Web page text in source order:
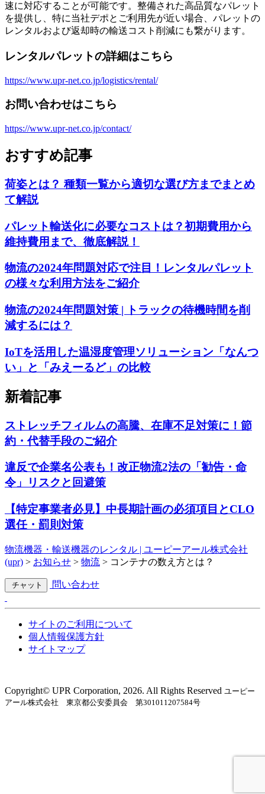
速に対応することが可能です。整備された高品質なパレット
を提供し、特に当社デポとご利用先が近い場合、パレットの
レンタルおよび返却時の輸送コスト削減にも繋がります。
レンタルパレットの詳細はこちら
https://www.upr-net.co.jp/logistics/rental/
お問い合わせはこちら
https://www.upr-net.co.jp/contact/
おすすめ記事
荷姿とは？ 種類一覧から適切な選び方までまとめ
て解説
パレット輸送化に必要なコストは？初期費用から
維持費用まで、徹底解説！
物流の2024年問題対応で注目！レンタルパレット
の様々な利用方法をご紹介
物流の2024年問題対策 | トラックの待機時間を削
減するには？
IoTを活用した温湿度管理ソリューション「なんつ
い」と「みえーるど」の比較
新着記事
ストレッチフィルムの高騰、在庫不足対策に！節
約・代替手段のご紹介
違反で企業名公表も！改正物流2法の「勧告・命
令」リスクと回避策
【特定事業者必見】中長期計画の必須項目とCLO
選任・罰則対策
物流機器・輸送機器のレンタル | ユーピーアール株式会社
(upr) > お知らせ > 物流 > コンテナの数え方とは？
チャット 問い合わせ
サイトのご利用について
個人情報保護方針
サイトマップ
Copyright©︎ UPR Corporation, 2026. All Rights Reserved ユーピー
アール株式会社 東京都公安委員会 第301011207584号